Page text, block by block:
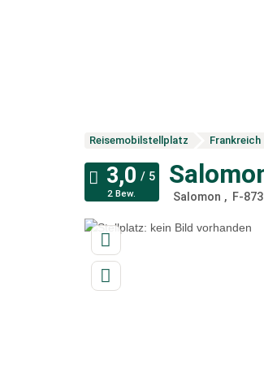
Reisemobilstellplatz Frankreich
Salomon F-
2 Bew.